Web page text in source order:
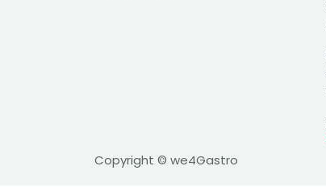
Copyright © we4Gastro